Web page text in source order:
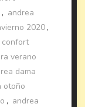
, andrea
2020 ,
confort
verano
dama
otoño
, andrea